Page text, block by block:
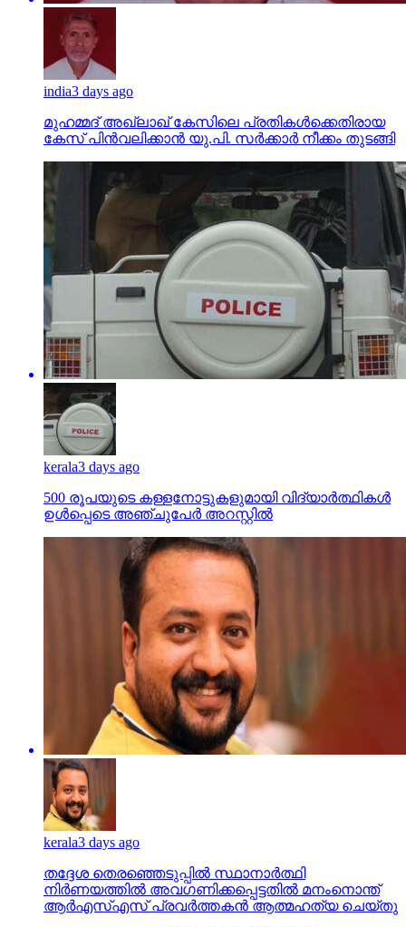
india3 days ago
മുഹമ്മദ് അഖ്‌ലാഖ് കേസിലെ പ്രതികള്‍ക്കെതിരായ
കേസ് പിന്‍വലിക്കാന്‍ യു.പി. സര്‍ക്കാര്‍ നീക്കം തുടങ്ങി
kerala3 days ago
500 രൂപയുടെ കള്ളനോട്ടുകളുമായി വിദ്യാര്‍ത്ഥികള്‍
ഉള്‍പ്പെടെ അഞ്ചുപേര്‍ അറസ്റ്റില്‍
kerala3 days ago
തദ്ദേശ തെരഞ്ഞെടുപ്പില്‍ സ്ഥാനാര്‍ത്ഥി
നിര്‍ണയത്തില്‍ അവഗണിക്കപ്പെട്ടതില്‍ മനംനൊന്ത്
ആര്‍എസ്എസ് പ്രവര്‍ത്തകന്‍ ആത്മഹത്യ ചെയ്തു